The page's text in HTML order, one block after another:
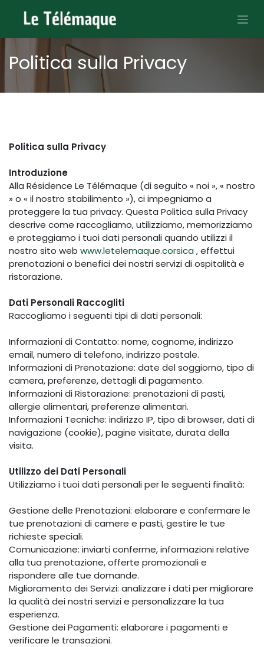
Politica sulla Privacy
Politica sulla Privacy
Introduzione
Alla Résidence Le Télémaque (di seguito « noi », « nostro
» o « il nostro stabilimento »), ci impegniamo a
proteggere la tua privacy. Questa Politica sulla Privacy
descrive come raccogliamo, utilizziamo, memorizziamo
e proteggiamo i tuoi dati personali quando utilizzi il
nostro sito web www.letelemaque.corsica , effettui
prenotazioni o benefici dei nostri servizi di ospitalità e
ristorazione.
Dati Personali Raccogliti
Raccogliamo i seguenti tipi di dati personali:
Informazioni di Contatto: nome, cognome, indirizzo
email, numero di telefono, indirizzo postale.
Informazioni di Prenotazione: date del soggiorno, tipo di
camera, preferenze, dettagli di pagamento.
Informazioni di Ristorazione: prenotazioni di pasti,
allergie alimentari, preferenze alimentari.
Informazioni Tecniche: indirizzo IP, tipo di browser, dati di
navigazione (cookie), pagine visitate, durata della
visita.
Utilizzo dei Dati Personali
Utilizziamo i tuoi dati personali per le seguenti finalità:
Gestione delle Prenotazioni: elaborare e confermare le
tue prenotazioni di camere e pasti, gestire le tue
richieste speciali.
Comunicazione: inviarti conferme, informazioni relative
alla tua prenotazione, offerte promozionali e
rispondere alle tue domande.
Miglioramento dei Servizi: analizzare i dati per migliorare
la qualità dei nostri servizi e personalizzare la tua
esperienza.
Gestione dei Pagamenti: elaborare i pagamenti e
verificare le transazioni.